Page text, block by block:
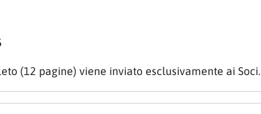
(12 pagine) viene inviato esclusivamente ai Soci.